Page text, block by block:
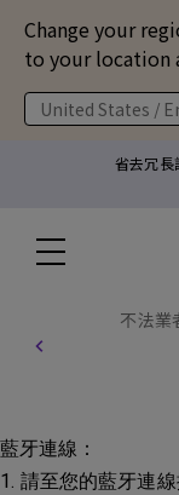
Change your
to your location
United States /
省去冗長
不法業
藍牙連線：
1. 請至您的藍牙連